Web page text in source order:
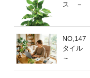
ス －
NO,147
タイル
～